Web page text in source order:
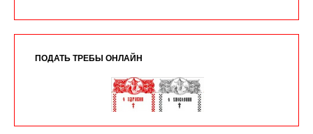
ПОДАТЬ ТРЕБЫ ОНЛАЙН